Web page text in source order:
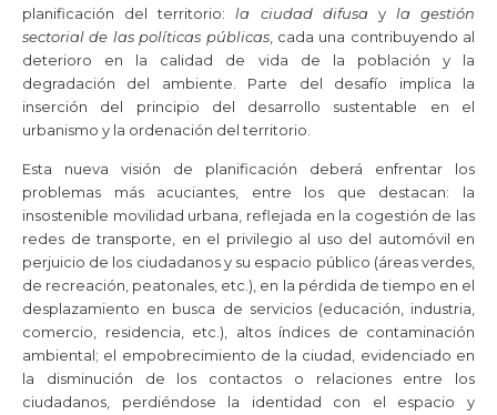
planificación del territorio: la ciudad difusa y la gestión
sectorial de las políticas públicas, cada una contribuyendo al
deterioro en la calidad de vida de la población y la
degradación del ambiente. Parte del desafío implica la
inserción del principio del desarrollo sustentable en el
urbanismo y la ordenación del territorio.
Esta nueva visión de planificación deberá enfrentar los
problemas más acuciantes, entre los que destacan: la
insostenible movilidad urbana, reflejada en la cogestión de las
redes de transporte, en el privilegio al uso del automóvil en
perjuicio de los ciudadanos y su espacio público (áreas verdes,
de recreación, peatonales, etc.), en la pérdida de tiempo en el
desplazamiento en busca de servicios (educación, industria,
comercio, residencia, etc.), altos índices de contaminación
ambiental; el empobrecimiento de la ciudad, evidenciado en
la disminución de los contactos o relaciones entre los
ciudadanos, perdiéndose la identidad con el espacio y